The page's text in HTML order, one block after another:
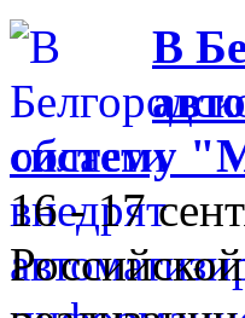
В
систему
16 - 17